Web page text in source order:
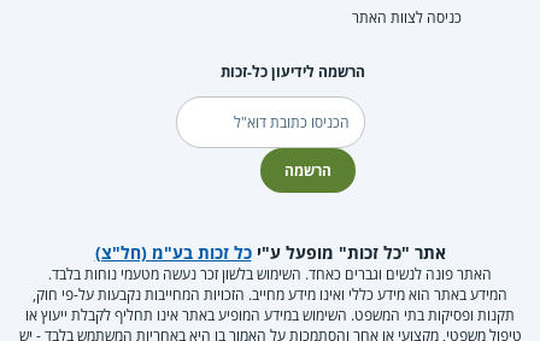
כניסה לצוות האתר
הרשמה לידיעון כל-זכות
דוא"ל
הרשמה
אתר "כל זכות" מופעל ע"יכל זכות בע"מ (חל"צ)
האתר פונה לנשים וגברים כאחד. השימוש בלשון זכר נעשה מטעמי נוחות בלבד.
המידע באתר הוא מידע כללי ואינו מידע מחייב. הזכויות המחייבות נקבעות על-פי חוק,
תקנות ופסיקות בתי המשפט. השימוש במידע המופיע באתר אינו תחליף לקבלת ייעוץ או
טיפול משפטי, מקצועי או אחר והסתמכות על האמור בו היא באחריות המשתמש בלבד - יש